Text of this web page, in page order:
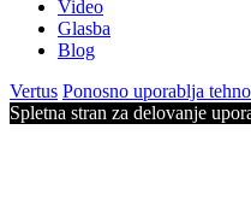
Video
Glasba
Blog
Vertus Ponosno uporablja
Spletna stran za delovanje